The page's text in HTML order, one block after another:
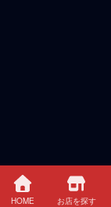
HOME お店を探す